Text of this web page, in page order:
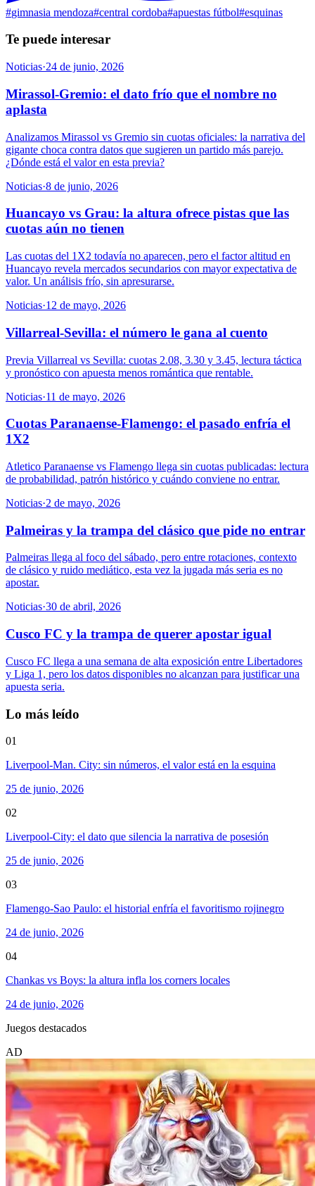
#gimnasia mendoza#central cordoba#apuestas fútbol#esquinas
Te puede interesar
Noticias·24 de junio, 2026
Mirassol-Gremio: el dato frío que el nombre no
aplasta
Analizamos Mirassol vs Gremio sin cuotas oficiales: la narrativa del
gigante choca contra datos que sugieren un partido más parejo.
¿Dónde está el valor en esta previa?
Noticias·8 de junio, 2026
Huancayo vs Grau: la altura ofrece pistas que las
cuotas aún no tienen
Las cuotas del 1X2 todavía no aparecen, pero el factor altitud en
Huancayo revela mercados secundarios con mayor expectativa de
valor. Un análisis frío, sin apresurarse.
Noticias·12 de mayo, 2026
Villarreal-Sevilla: el número le gana al cuento
Previa Villarreal vs Sevilla: cuotas 2.08, 3.30 y 3.45, lectura táctica
y pronóstico con apuesta menos romántica que rentable.
Noticias·11 de mayo, 2026
Cuotas Paranaense-Flamengo: el pasado enfría el
1X2
Atletico Paranaense vs Flamengo llega sin cuotas publicadas: lectura
de probabilidad, patrón histórico y cuándo conviene no entrar.
Noticias·2 de mayo, 2026
Palmeiras y la trampa del clásico que pide no entrar
Palmeiras llega al foco del sábado, pero entre rotaciones, contexto
de clásico y ruido mediático, esta vez la jugada más seria es no
apostar.
Noticias·30 de abril, 2026
Cusco FC y la trampa de querer apostar igual
Cusco FC llega a una semana de alta exposición entre Libertadores
y Liga 1, pero los datos disponibles no alcanzan para justificar una
apuesta seria.
Lo más leído
01
Liverpool-Man. City: sin números, el valor está en la esquina
25 de junio, 2026
02
Liverpool-City: el dato que silencia la narrativa de posesión
25 de junio, 2026
03
Flamengo-Sao Paulo: el historial enfría el favoritismo rojinegro
24 de junio, 2026
04
Chankas vs Boys: la altura infla los corners locales
24 de junio, 2026
Juegos destacados
AD